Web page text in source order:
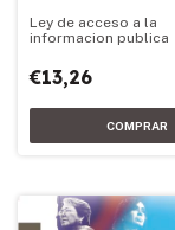
Ley de acceso a la
informacion publica
€13,26